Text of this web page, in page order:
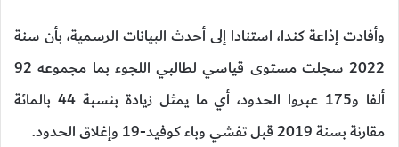
وأفادت إذاعة كندا، استنادا إلى أحدث البيانات الرسمية، بأن سنة
2022 سجلت مستوى قياسي لطالبي اللجوء بما مجموعه 92
ألفا و175 عبروا الحدود، أي ما يمثل زيادة بنسبة 44 بالمائة
مقارنة بسنة 2019 قبل تفشي وباء كوفيد-19 وإغلاق الحدود.